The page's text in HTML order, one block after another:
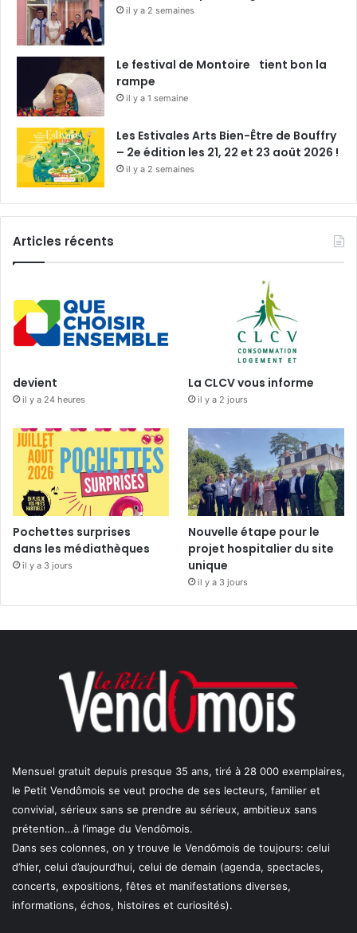
il y a 2 semaines
Le festival de Montoire tient bon la
rampe
il y a 1 semaine
Les Estivales Arts Bien-Être de Bouffry
– 2e édition les 21, 22 et 23 août 2026 !
il y a 2 semaines
Articles récents
devient
il y a 24 heures
La CLCV vous informe
il y a 2 jours
Pochettes surprises
dans les médiathèques
il y a 3 jours
Nouvelle étape pour le
projet hospitalier du site
unique
il y a 3 jours
Mensuel gratuit depuis presque 35 ans, tiré à 28 000 exemplaires,
le Petit Vendômois se veut proche de ses lecteurs, familier et
convivial, sérieux sans se prendre au sérieux, ambitieux sans
prétention…à l’image du Vendômois.
Dans ses colonnes, on y trouve le Vendômois de toujours: celui
d’hier, celui d’aujourd’hui, celui de demain (agenda, spectacles,
concerts, expositions, fêtes et manifestations diverses,
informations, échos, histoires et curiosités).